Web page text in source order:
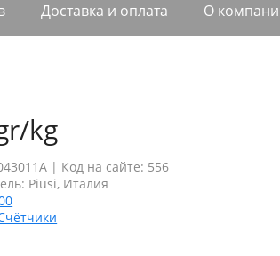
Доставка и оплата О
kg
| Код на сайте: 556
Piusi, Италия